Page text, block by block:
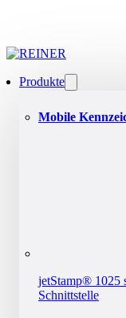
Produkte
Mobile
jetStamp® 1025
Schnittstelle